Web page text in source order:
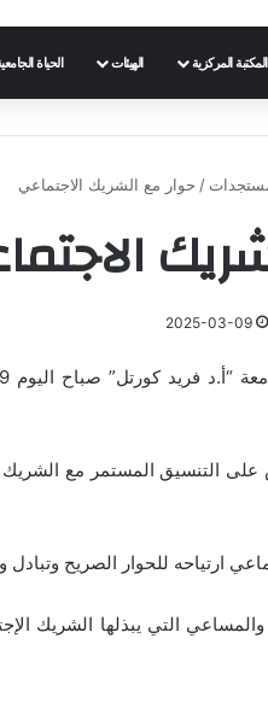
المكتبة المركزية الهيئات الحياة
/ حوار مع الشريك الاجتماعي
2025-03-09
التنسيق المستمر مع الشريك
ارتياحه للحوار الصريح
التي يبذلها الشريك